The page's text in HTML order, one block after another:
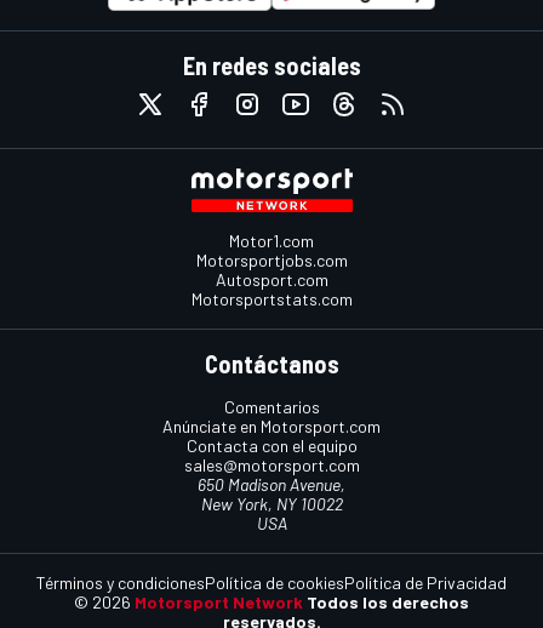
En redes sociales
Motor1.com
Motorsportjobs.com
Autosport.com
Motorsportstats.com
Contáctanos
Comentarios
Anúnciate en Motorsport.com
Contacta con el equipo
sales@motorsport.com
650 Madison Avenue,
New York, NY 10022
USA
© 2026 Motorsport Network Todos los derechos
reservados.
Términos y condicionesPolítica de cookiesPolítica de Privacidad